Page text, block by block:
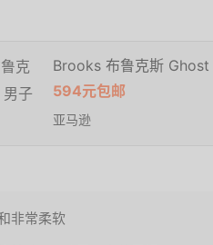
Brooks 布鲁克斯 Ghost
594元包邮
亚马逊
非常柔软